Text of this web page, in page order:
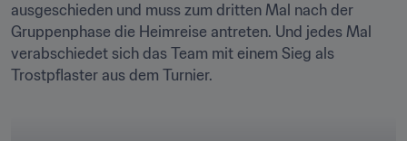
ausgeschieden und muss zum dritten Mal nach der
Gruppenphase die Heimreise antreten. Und jedes Mal
verabschiedet sich das Team mit einem Sieg als
Trostpflaster aus dem Turnier.